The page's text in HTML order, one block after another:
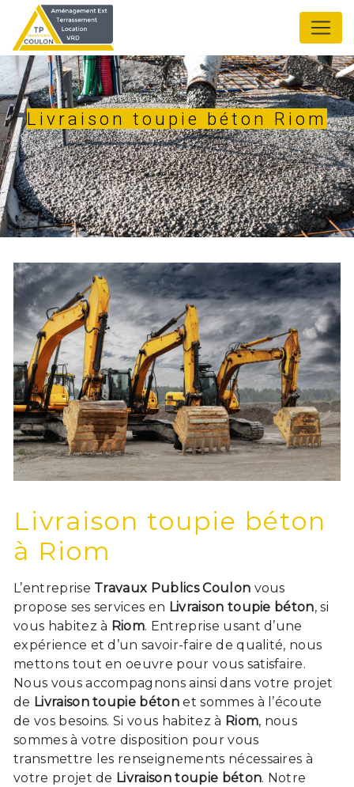
Livraison toupie béton Riom
Livraison toupie béton
à Riom
L’entreprise Travaux Publics Coulon vous
propose ses services en Livraison toupie béton, si
vous habitez à Riom. Entreprise usant d’une
expérience et d’un savoir-faire de qualité, nous
mettons tout en oeuvre pour vous satisfaire.
Nous vous accompagnons ainsi dans votre projet
de Livraison toupie béton et sommes à l’écoute
de vos besoins. Si vous habitez à Riom, nous
sommes à votre disposition pour vous
transmettre les renseignements nécessaires à
votre projet de Livraison toupie béton. Notre
Panneau de gestion des cookies